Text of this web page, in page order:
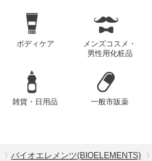
ボディケア
メンズコスメ・
男性用化粧品
雑貨・日用品 一般市販薬
バイオエレメンツ(BIOELEMENTS)